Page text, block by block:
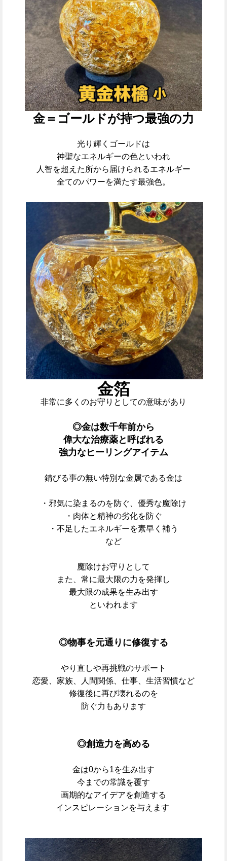
金＝ゴールドが持つ最強の力
光り輝くゴールドは
神聖なエネルギーの色といわれ
人智を超えた所から届けられるエネルギー
全てのパワーを満たす最強色。
金箔
非常に多くのお守りとしての意味があり
◎金は数千年前から
偉大な治療薬と呼ばれる
強力なヒーリングアイテム
錆びる事の無い特別な金属である金は
・邪気に染まるのを防ぐ、優秀な魔除け
・肉体と精神の劣化を防ぐ
・不足したエネルギーを素早く補う
など
魔除けお守りとして
また、常に最大限の力を発揮し
最大限の成果を生み出す
といわれます
◎物事を元通りに修復する
やり直しや再挑戦のサポート
恋愛、家族、人間関係、仕事、生活習慣など
修復後に再び壊れるのを
防ぐ力もあります
◎創造力を高める
金は0から1を生み出す
今までの常識を覆す
画期的なアイデアを創造する
インスピレーションを与えます